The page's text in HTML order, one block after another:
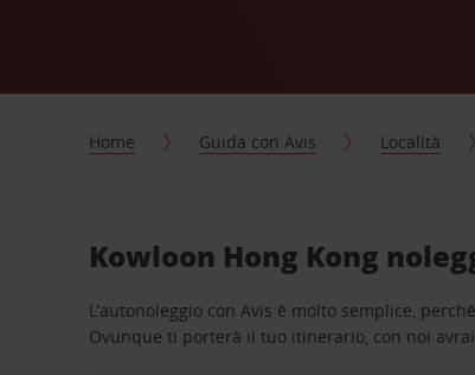
Home Guida con Avis Località
Kowloon Hong Kong
L’autonoleggio con Avis è molto semplice,
Ovunque ti porterà il tuo itinerario, con noi